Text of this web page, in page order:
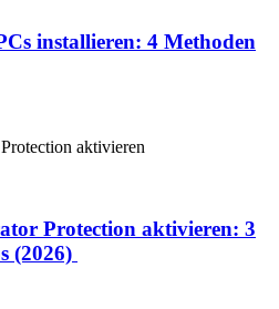
installieren: 4 Methoden
Protection aktivieren: 3
(2026)